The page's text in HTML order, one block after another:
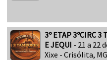
3º ETAP 3ºCIRC 3
E JEQUI - 21 a 22
Xixe - Crisólita, MG